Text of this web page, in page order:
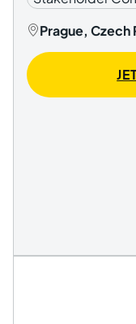
Prague, Czech